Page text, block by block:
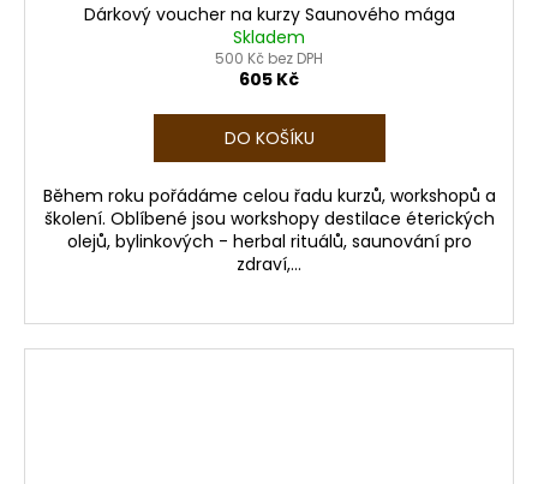
Dárkový voucher na kurzy Saunového mága
Skladem
500 Kč bez DPH
605 Kč
DO KOŠÍKU
Během roku pořádáme celou řadu kurzů, workshopů a
školení. Oblíbené jsou workshopy destilace éterických
olejů, bylinkových - herbal rituálů, saunování pro
zdraví,...